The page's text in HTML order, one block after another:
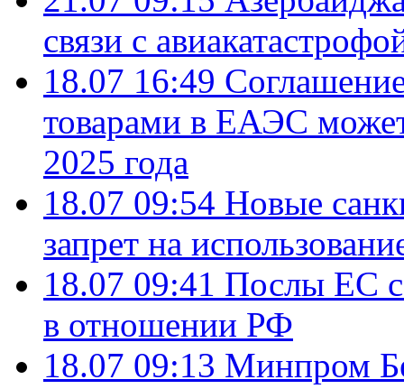
связи с
18.07 16:49
товарами в ЕАЭС
2025 года
18.07 09:54 Новые
запрет на
18.07 09:41 Послы ЕС
в отношении РФ
18.07 09:13 Минпром